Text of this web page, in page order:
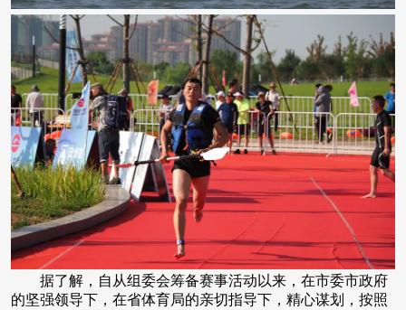
据了解，自从组委会筹备赛事活动以来，在市委市政府
的坚强领导下，在省体育局的亲切指导下，精心谋划，按照